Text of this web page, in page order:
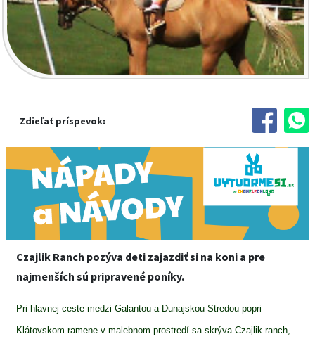
Zdieľať príspevok:
Czajlik Ranch pozýva deti zajazdiť si na koni a pre
najmenších sú pripravené poníky.
Pri hlavnej ceste medzi Galantou a Dunajskou Stredou popri
Klátovskom ramene v malebnom prostredí sa skrýva Czajlik ranch,